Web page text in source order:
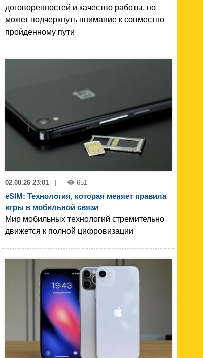
договоренностей и качество работы, но
может подчеркнуть внимание к совместно
пройденному пути
02.08.26 23:01 | 651
eSIM: Технология, которая меняет правила
игры в мобильной связи
Мир мобильных технологий стремительно
движется к полной цифровизации